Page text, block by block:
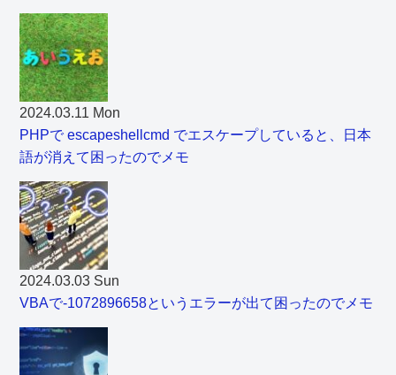
2024.03.11 Mon
PHPで escapeshellcmd でエスケープしていると、日本
語が消えて困ったのでメモ
2024.03.03 Sun
VBAで-1072896658というエラーが出て困ったのでメモ